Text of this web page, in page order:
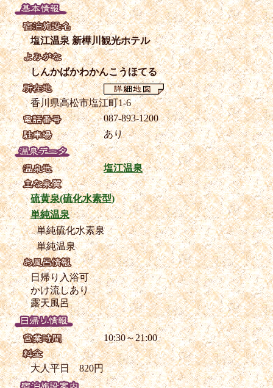
塩江温泉 新樺川観光ホテル
しんかばかわかんこうほてる
香川県高松市塩江町1-6
087-893-1200
あり
塩江温泉
硫黄泉(硫化水素型)
単純温泉
単純硫化水素泉
単純温泉
日帰り入浴可
かけ流しあり
露天風呂
10:30～21:00
大人平日 820円